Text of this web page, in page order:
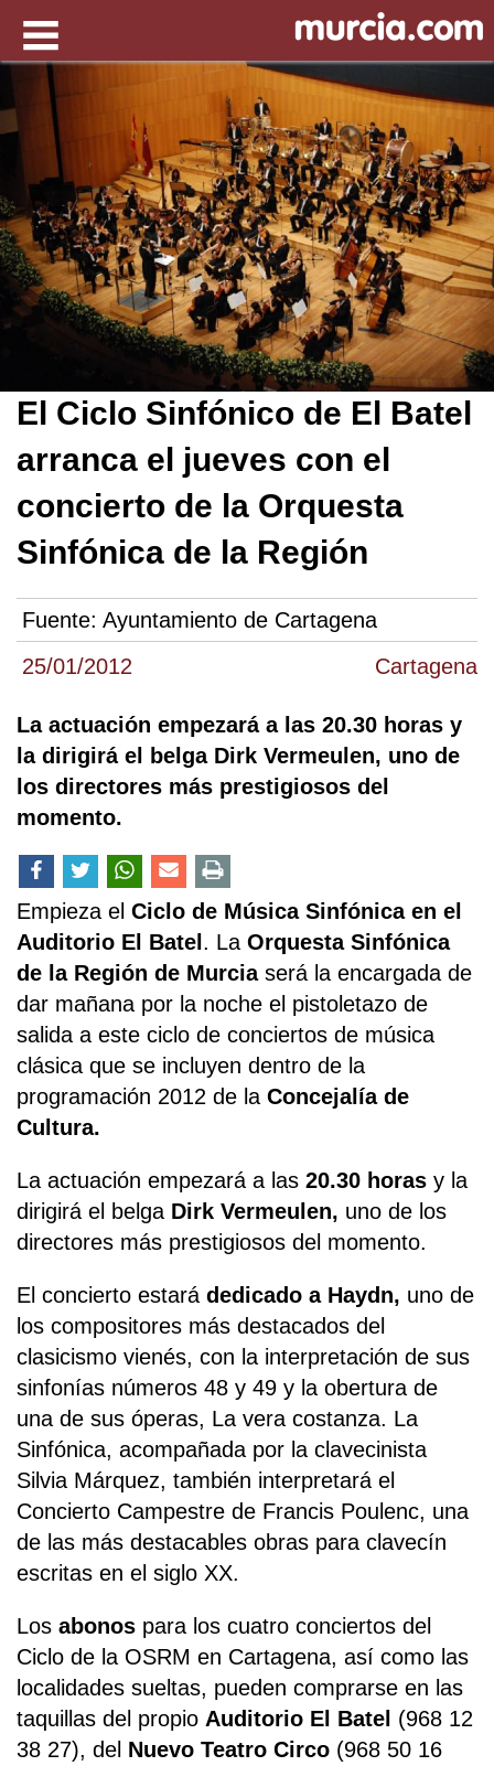
25/01/2012 Cartagena
El Ciclo Sinfónico de El Batel
arranca el jueves con el
concierto de la Orquesta
Sinfónica de la Región
Fuente: Ayuntamiento de Cartagena
La actuación empezará a las 20.30 horas y
la dirigirá el belga Dirk Vermeulen, uno de
los directores más prestigiosos del
momento.
Empieza el Ciclo de Música Sinfónica en el
Auditorio El Batel. La Orquesta Sinfónica
de la Región de Murciaserá la encargada de
dar mañana por la noche el pistoletazo de
salida a este ciclo de conciertos de música
clásica que se incluyen dentro de la
programación 2012 de la Concejalía de
Cultura.
La actuación empezará a las 20.30 horas y la
dirigirá el belga Dirk Vermeulen, uno de los
directores más prestigiosos del momento.
El concierto estará dedicado a Haydn, uno de
los compositores más destacados del
clasicismo vienés, con la interpretación de sus
sinfonías números 48 y 49 y la obertura de
una de sus óperas, La vera costanza. La
Sinfónica, acompañada por la clavecinista
Silvia Márquez, también interpretará el
Concierto Campestre de Francis Poulenc, una
de las más destacables obras para clavecín
escritas en el siglo XX.
Los abonos para los cuatro conciertos del
Ciclo de la OSRM en Cartagena, así como las
localidades sueltas, pueden comprarse en las
taquillas del propio Auditorio El Batel (968 12
38 27), del Nuevo Teatro Circo (968 50 16